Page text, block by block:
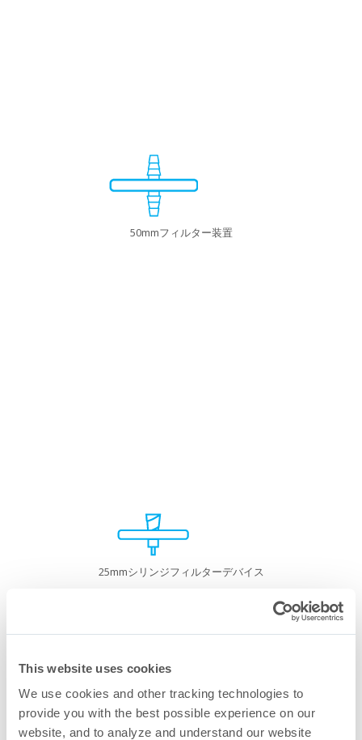
This website uses cookies
We use cookies and other tracking technologies to
provide you with the best possible experience on our
website, and to analyze and understand our website
50mmフィルター装置
25mmシリンジフィルターデバイス